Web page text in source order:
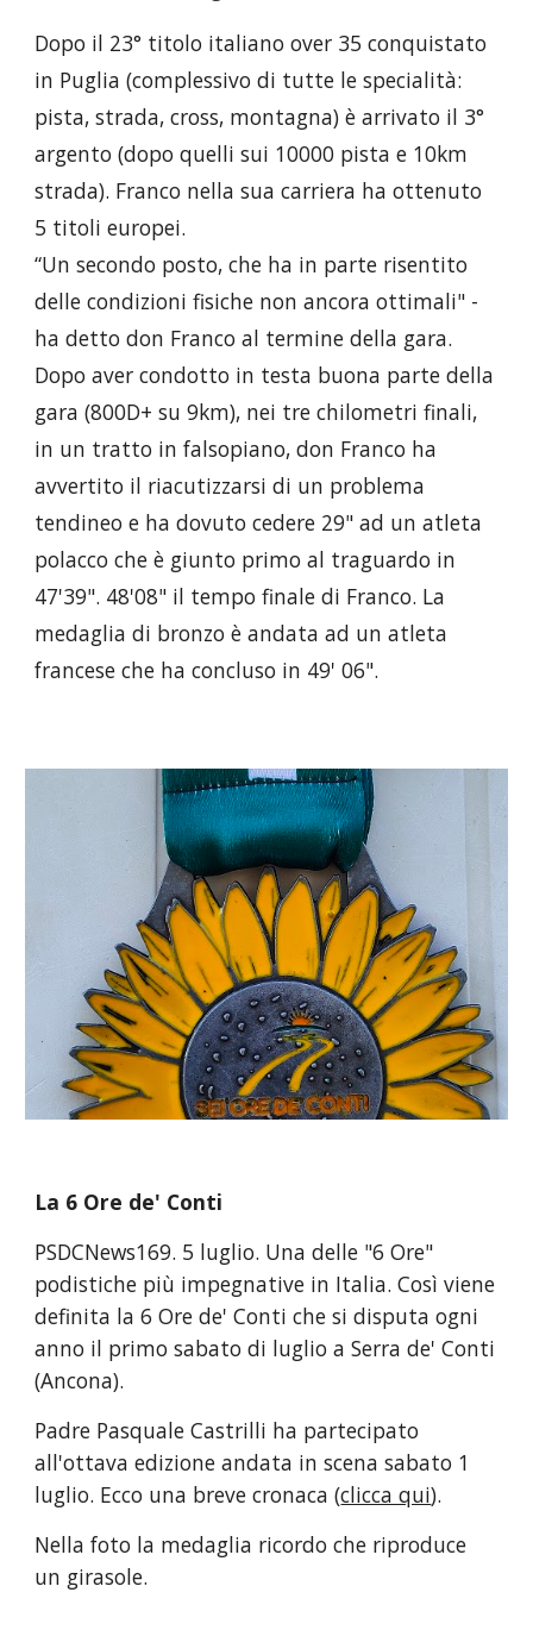
Dopo il 23° titolo italiano over 35 conquistato
in Puglia (complessivo di tutte le specialità:
pista, strada, cross, montagna) è arrivato il 3°
argento (dopo quelli sui 10000 pista e 10km
strada). Franco nella sua carriera ha ottenuto
5 titoli europei.
“Un secondo posto, che ha in parte risentito
delle condizioni fisiche non ancora ottimali" -
ha detto don Franco al termine della gara.
Dopo aver condotto in testa buona parte della
gara (800D+ su 9km), nei tre chilometri finali,
in un tratto in falsopiano, don Franco ha
avvertito il riacutizzarsi di un problema
tendineo e ha dovuto cedere 29" ad un atleta
polacco che è giunto primo al traguardo in
47'39". 48'08" il tempo finale di Franco. La
medaglia di bronzo è andata ad un atleta
francese che ha concluso in 49' 06".
La 6 Ore de' Conti
PSDCNews169. 5 luglio. Una delle "6 Ore"
podistiche più impegnative in Italia. Così viene
definita la 6 Ore de' Conti che si disputa ogni
anno il primo sabato di luglio a Serra de' Conti
(Ancona).
Padre Pasquale Castrilli ha partecipato
all'ottava edizione andata in scena sabato 1
luglio. Ecco una breve cronaca (clicca qui).
Nella foto la medaglia ricordo che riproduce
un girasole.